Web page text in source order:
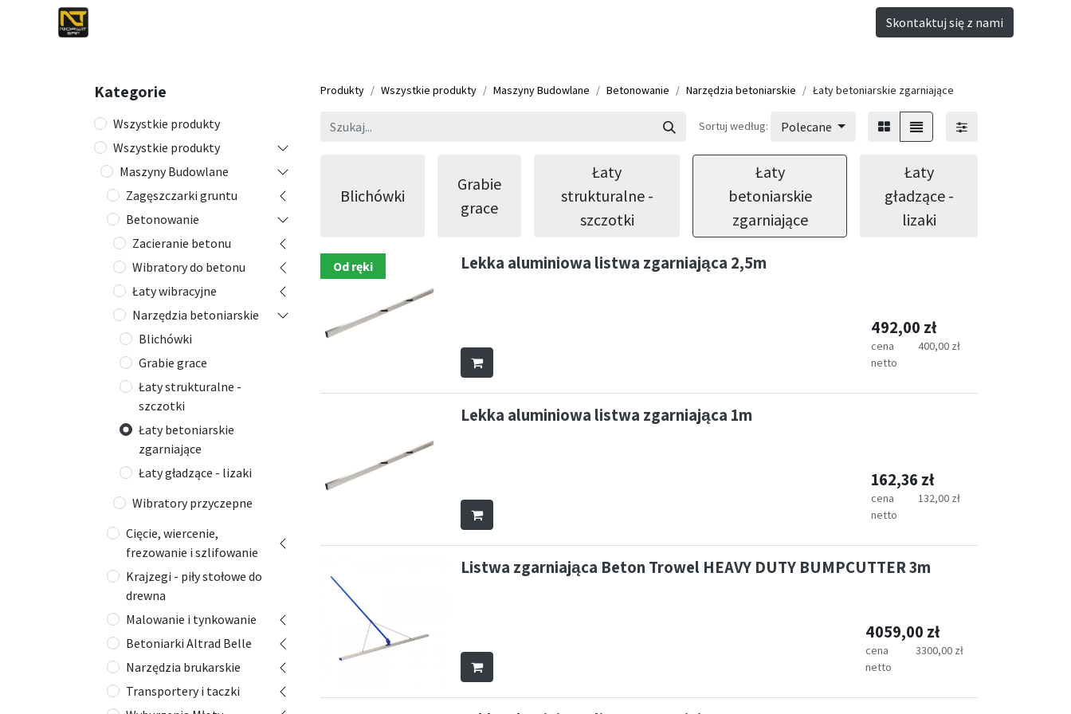
Skontaktuj się z nami
Kategorie
Wszystkie produkty
Wszystkie produkty
Maszyny Budowlane
Zagęszczarki gruntu
Betonowanie
Zacieranie betonu
Wibratory do betonu
Łaty wibracyjne
Narzędzia betoniarskie
Blichówki
Grabie grace
Łaty strukturalne -
szczotki
Łaty betoniarskie
zgarniające
Łaty gładzące - lizaki
Wibratory przyczepne
Cięcie, wiercenie,
frezowanie i szlifowanie
Krajzegi - piły stołowe do
drewna
Malowanie i tynkowanie
Betoniarki Altrad Belle
Narzędzia brukarskie
Transportery i taczki
Produkty Wszystkie produkty Maszyny Budowlane Betonowanie Narzędzia betoniarskie Łaty betoniarskie zgarniające
Sortuj według: Polecane
Blichówki
Grabie
grace
Łaty
strukturalne -
szczotki
Łaty
betoniarskie
zgarniające
Łaty
gładzące -
lizaki
Od ręki Lekka aluminiowa listwa zgarniająca 2,5m
492,00 zł
cena
netto
400,00 zł
Lekka aluminiowa listwa zgarniająca 1m
162,36 zł
cena
netto
132,00 zł
Listwa zgarniająca Beton Trowel HEAVY DUTY BUMPCUTTER 3m
4059,00 zł
cena
netto
3300,00zł